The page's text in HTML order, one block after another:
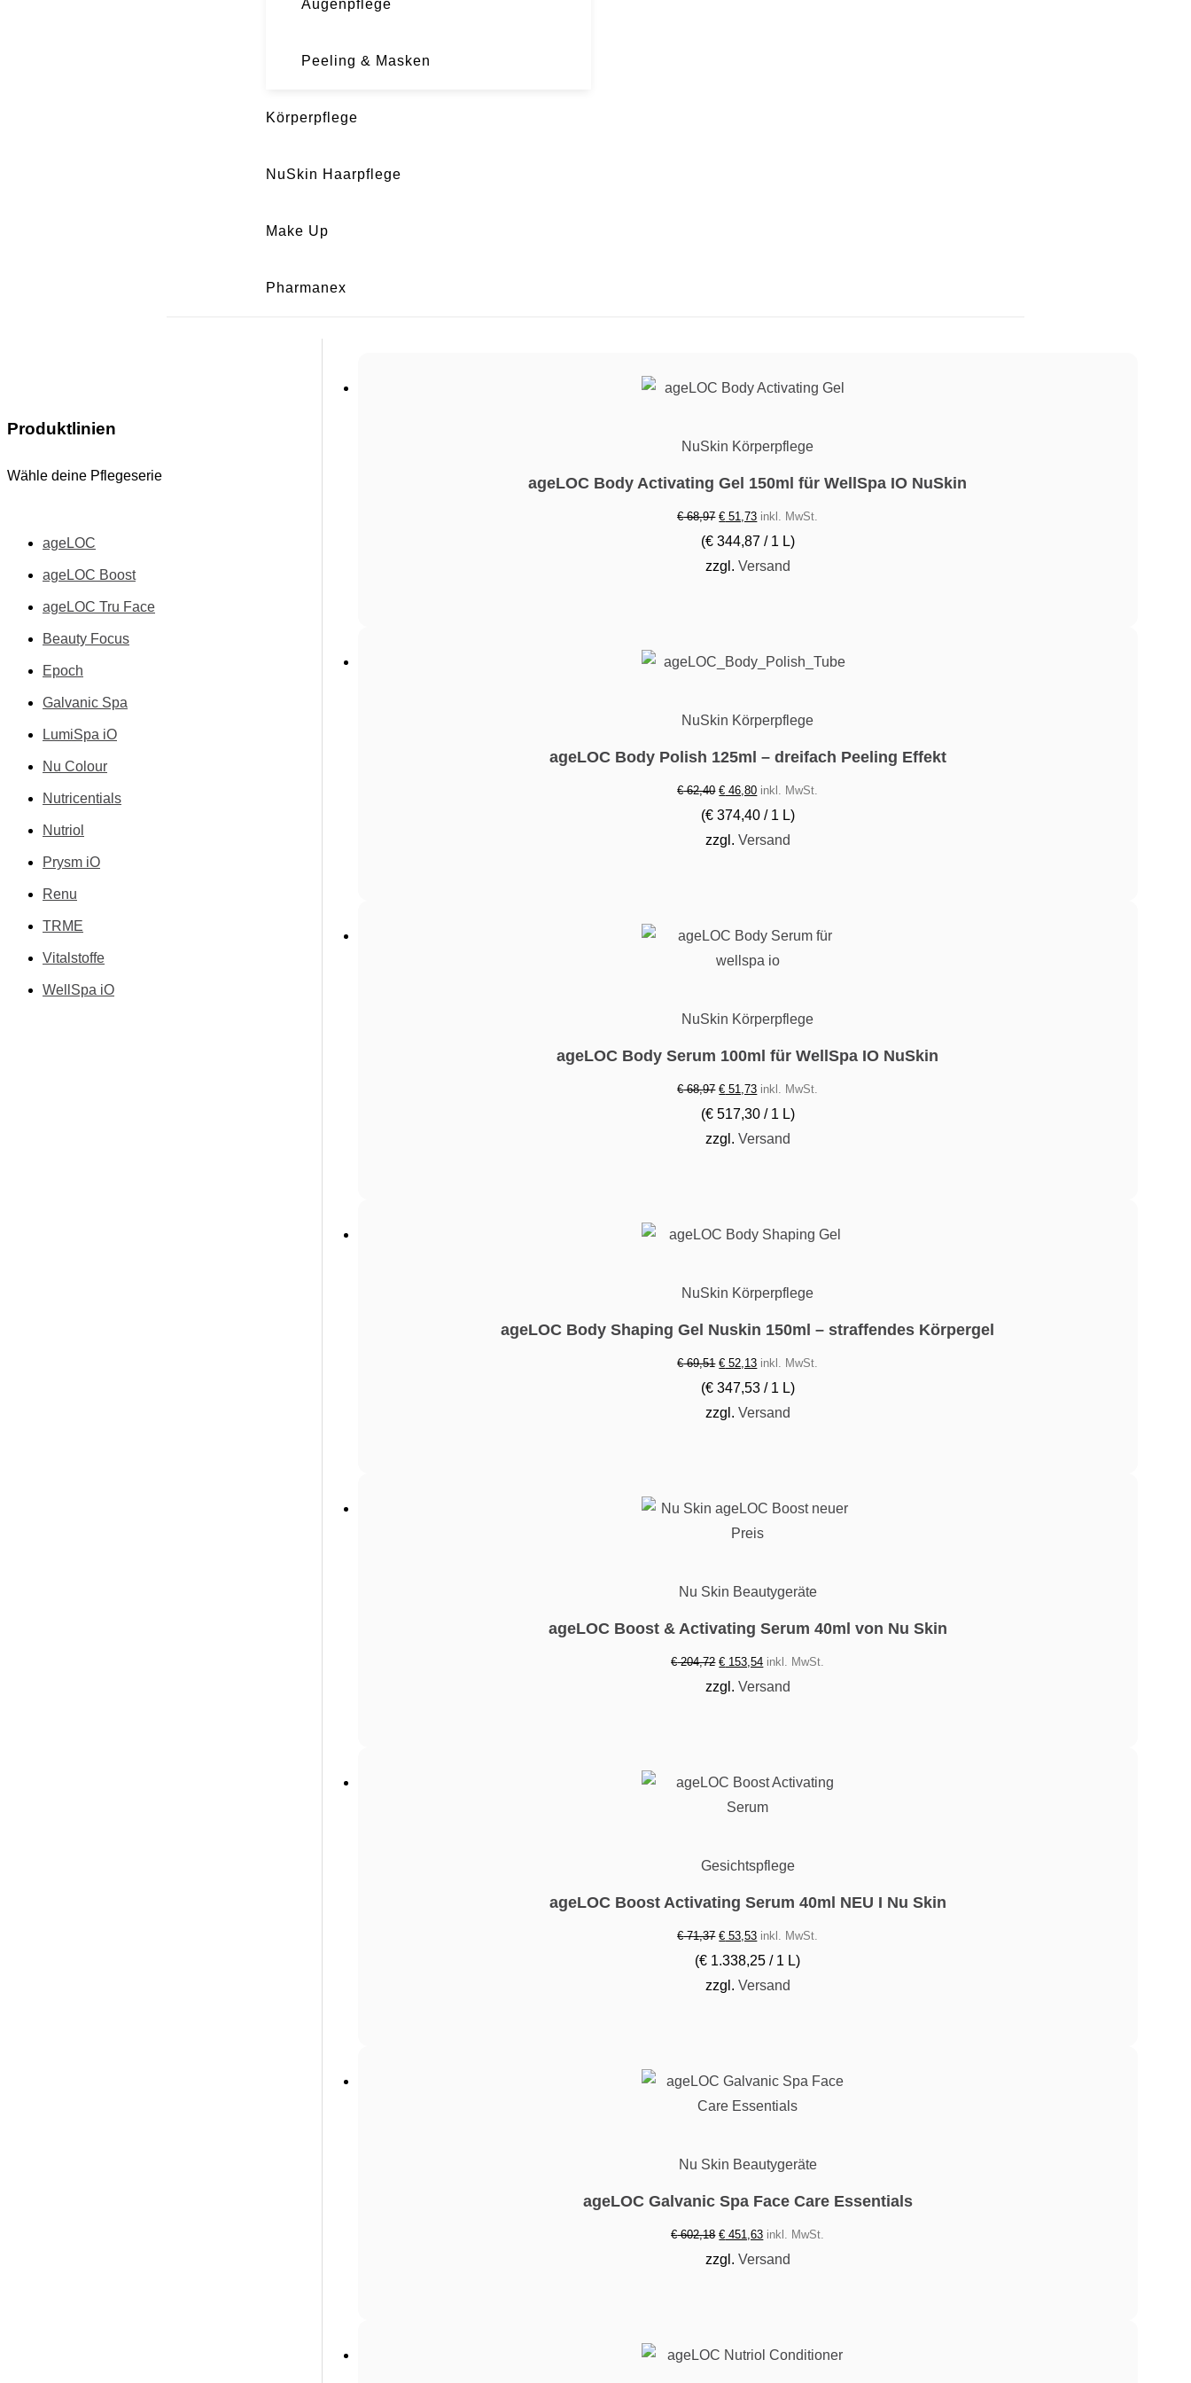
Augenpflege
Peeling & Masken
Körperpflege
NuSkin Haarpflege
Make Up
Pharmanex
Produktlinien
Wähle deine Pflegeserie
ageLOC
ageLOC Boost
ageLOC Tru Face
Beauty Focus
Epoch
Galvanic Spa
LumiSpa iO
Nu Colour
Nutricentials
Nutriol
Prysm iO
Renu
TRME
Vitalstoffe
WellSpa iO
NuSkin Körperpflege
ageLOC Body Activating Gel 150ml für WellSpa IO NuSkin
€68,97 Ursprünglicher
Preis
war:
€ 51,73Aktueller
Preis
ist:
inkl. MwSt.
(€344,87/ 1 L)
zzgl. Versand
NuSkin Körperpflege
ageLOC Body Polish 125ml – dreifach Peeling Effekt
€62,40 Ursprünglicher
Preis
war:
€ 46,80Aktueller
Preis
ist:
inkl. MwSt.
(€374,40/ 1 L)
zzgl. Versand
NuSkin Körperpflege
ageLOC Body Serum 100ml für WellSpa IO NuSkin
€68,97 Ursprünglicher
Preis
war:
€ 51,73Aktueller
Preis
ist:
inkl. MwSt.
(€517,30/ 1 L)
zzgl. Versand
NuSkin Körperpflege
ageLOC Body Shaping Gel Nuskin 150ml – straffendes Körpergel
€69,51 Ursprünglicher
Preis
war:
€ 52,13Aktueller
Preis
ist:
inkl. MwSt.
(€347,53/ 1 L)
zzgl. Versand
Nu Skin Beautygeräte
ageLOC Boost & Activating Serum 40ml von Nu Skin
€204,72 Ursprünglicher
Preis
€ 153,54 Aktueller
Preis
inkl. MwSt.
zzgl. Versand
Gesichtspflege
ageLOC Boost Activating Serum 40ml NEU I Nu Skin
€71,37 Ursprünglicher
Preis
war:
€ 53,53Aktueller
Preis
ist:
inkl. MwSt.
(€ 1.338,25 / 1 L)
zzgl. Versand
Nu Skin Beautygeräte
ageLOC Galvanic Spa Face Care Essentials
€602,18 Ursprünglicher
Preis
€ 451,63Aktueller
Preis
inkl. MwSt.
zzgl. Versand